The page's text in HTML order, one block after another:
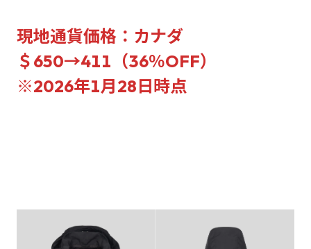
現地通貨価格：カナダ
＄650→411（36％OFF）
※2026年1月28日時点